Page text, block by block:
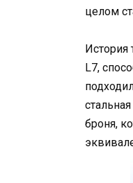
целом
История
L7,
броня,